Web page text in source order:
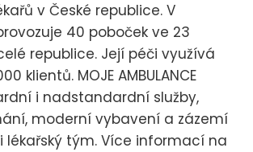
v České republice. V
40 poboček ve 23
republice. Její péči využívá
klientů. MOJE AMBULANCE
i nadstandardní služby,
moderní vybavení a zázemí
lékařský tým. Více informací na